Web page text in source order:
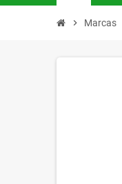
chevron_right Marcas